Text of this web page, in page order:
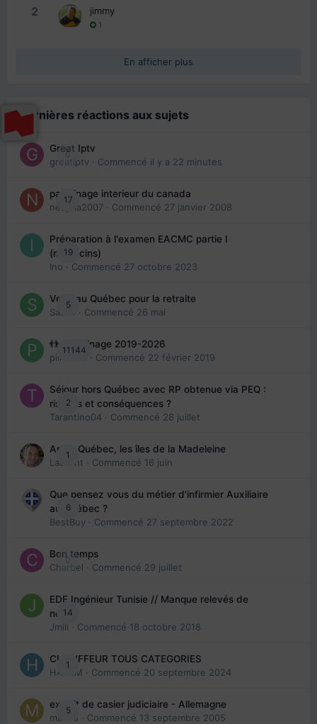
2 jimmy
1
En afficher plus
Dernières réactions aux sujets
0
Great Iptv
greatiptv · Commencé il y a 22 minutes
17
parrainage interieur du canada
nedjma2007 · Commencé 27 janvier 2008
19
Préparation à l'examen EACMC partie I
(médecins)
Ino · Commencé 27 octobre 2023
5
Venir au Québec pour la retraite
Sab74
· Commencé 26 mai
11144
👬 Parrainage 2019-2026
piinoush
· Commencé 22 février 2019
2
Séjour hors Québec avec RP obtenue via PEQ :
risques et conséquences ?
Tarantino04 · Commencé 28 juillet
1
Arte : Québec, les îles de la Madeleine
Laurent · Commencé 16 juin
6
Que pensez vous du métier d'infirmier Auxiliaire
au Québec ?
BestBuy · Commencé 27 septembre 2022
0
Bon temps
Charbel · Commencé 29 juillet
14
EDE Ingénieur Tunisie // Manque relevés de
note
Jmili · Commencé 18 octobre 2018
1
CHAUFFEUR TOUS CATEGORIES
HAZEM · Commencé 20 septembre 2024
5
extrait de casier judiciaire - Allemagne
maries · Commencé 13 septembre 2005